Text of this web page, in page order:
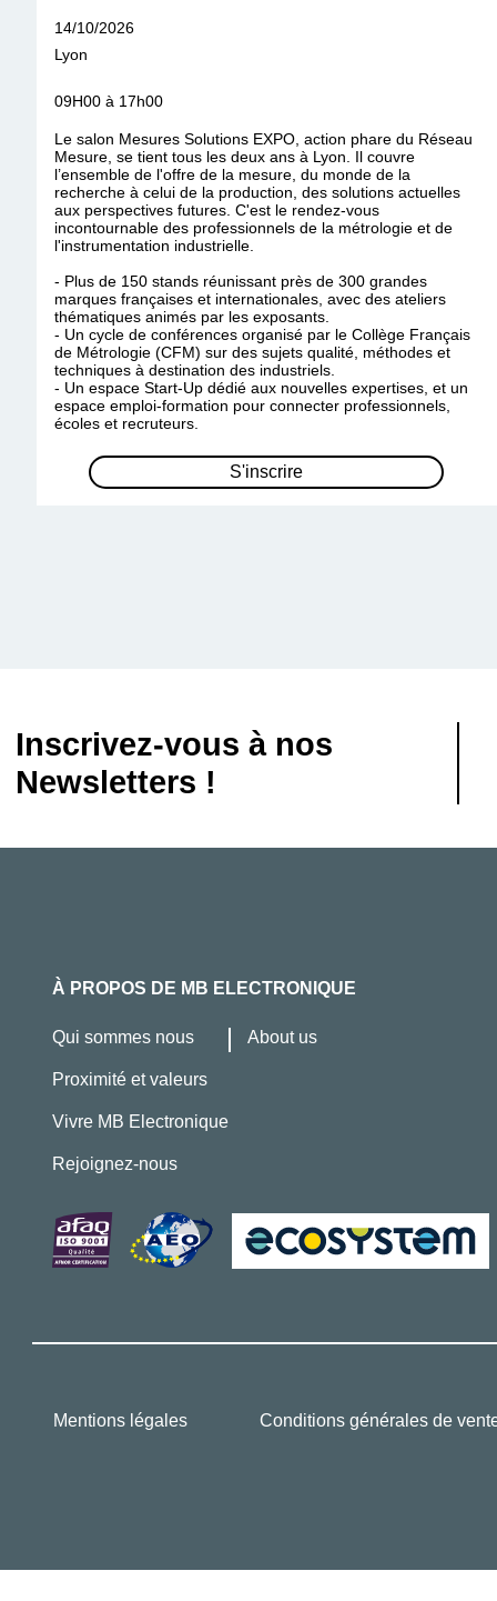
14/10/2026
Lyon
09H00 à 17h00
Le salon Mesures Solutions EXPO, action phare du Réseau
Mesure, se tient tous les deux ans à Lyon. Il couvre
l’ensemble de l'offre de la mesure, du monde de la
recherche à celui de la production, des solutions actuelles
aux perspectives futures. C'est le rendez-vous
incontournable des professionnels de la métrologie et de
l'instrumentation industrielle.
- Plus de 150 stands réunissant près de 300 grandes
marques françaises et internationales, avec des ateliers
thématiques animés par les exposants.
- Un cycle de conférences organisé par le Collège Français
de Métrologie (CFM) sur des sujets qualité, méthodes et
techniques à destination des industriels.
- Un espace Start-Up dédié aux nouvelles expertises, et un
espace emploi-formation pour connecter professionnels,
écoles et recruteurs.
S'inscrire
Inscrivez-vous à nos
Newsletters !
À PROPOS DE MB ELECTRONIQUE
Qui sommes nous About us
Proximité et valeurs
Vivre MB Electronique
Rejoignez-nous
Mentions légales Conditions générales de